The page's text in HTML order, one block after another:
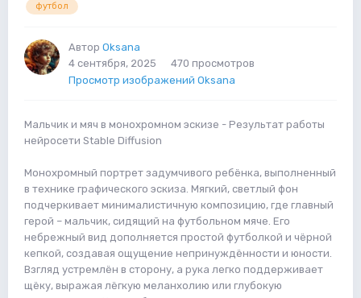
футбол
Автор Oksana
4 сентября, 2025
470 просмотров
Просмотр изображений Oksana
Мальчик и мяч в монохромном эскизе - Результат работы
нейросети Stable Diffusion
Монохромный портрет задумчивого ребёнка, выполненный
в технике графического эскиза. Мягкий, светлый фон
подчеркивает минималистичную композицию, где главный
герой – мальчик, сидящий на футбольном мяче. Его
небрежный вид дополняется простой футболкой и чёрной
кепкой, создавая ощущение непринуждённости и юности.
Взгляд устремлён в сторону, а рука легко поддерживает
щёку, выражая лёгкую меланхолию или глубокую